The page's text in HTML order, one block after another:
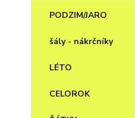
PODZIM/JARO
šály - nákrčníky
LÉTO
CELOROK